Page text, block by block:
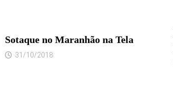
Sotaque no Maranhão na Tela
31/10/2018